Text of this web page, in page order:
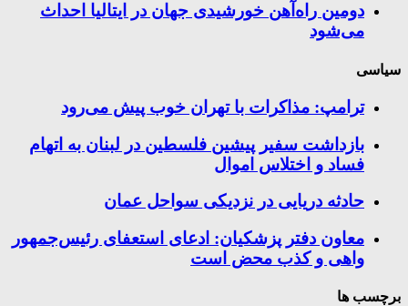
دومین راه‌آهن خورشیدی جهان در ایتالیا احداث
می‌شود
سیاسی
ترامپ: مذاکرات با تهران خوب پیش می‌رود
بازداشت سفیر پیشین فلسطین در لبنان به اتهام
فساد و اختلاس اموال
حادثه دریایی در نزدیکی سواحل عمان
معاون دفتر پزشکیان: ادعای استعفای رئیس‌جمهور
واهی و کذب محض است
برچسب ها